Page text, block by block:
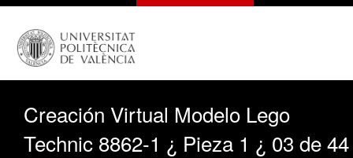
Creación Virtual Modelo Lego
Technic 8862-1 ¿ Pieza 1 ¿ 03 de 44